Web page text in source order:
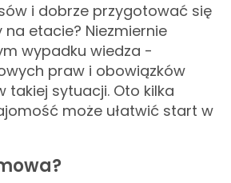
i dobrze przygotować się
etacie? Niezmiernie
wypadku wiedza -
praw i obowiązków
sytuacji. Oto kilka
może ułatwić start w